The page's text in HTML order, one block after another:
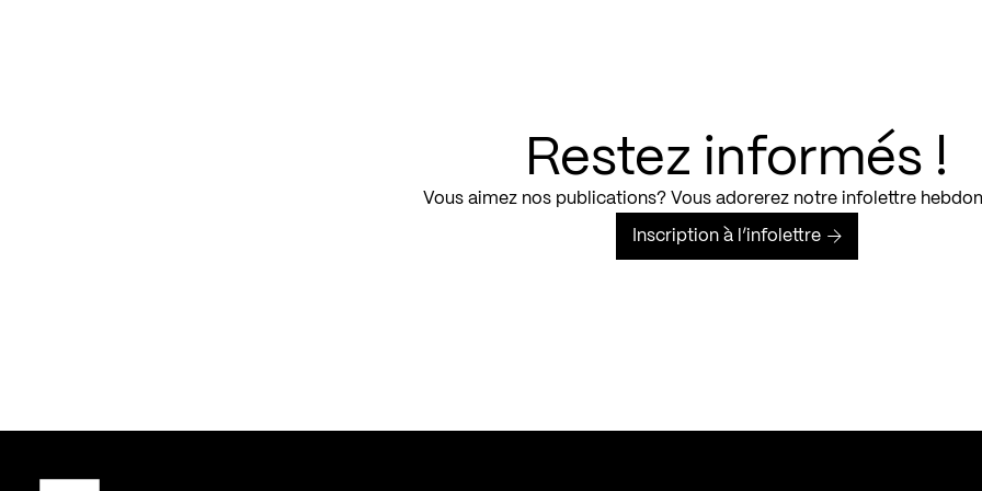
Restez informés !
Vous aimez nos publications? Vous adorerez notre infolettre
Inscription à l’infolettre